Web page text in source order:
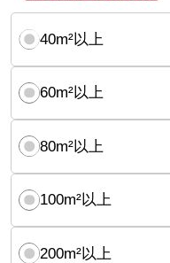
40m²以上
60m²以上
80m²以上
100m²以上
200m²以上